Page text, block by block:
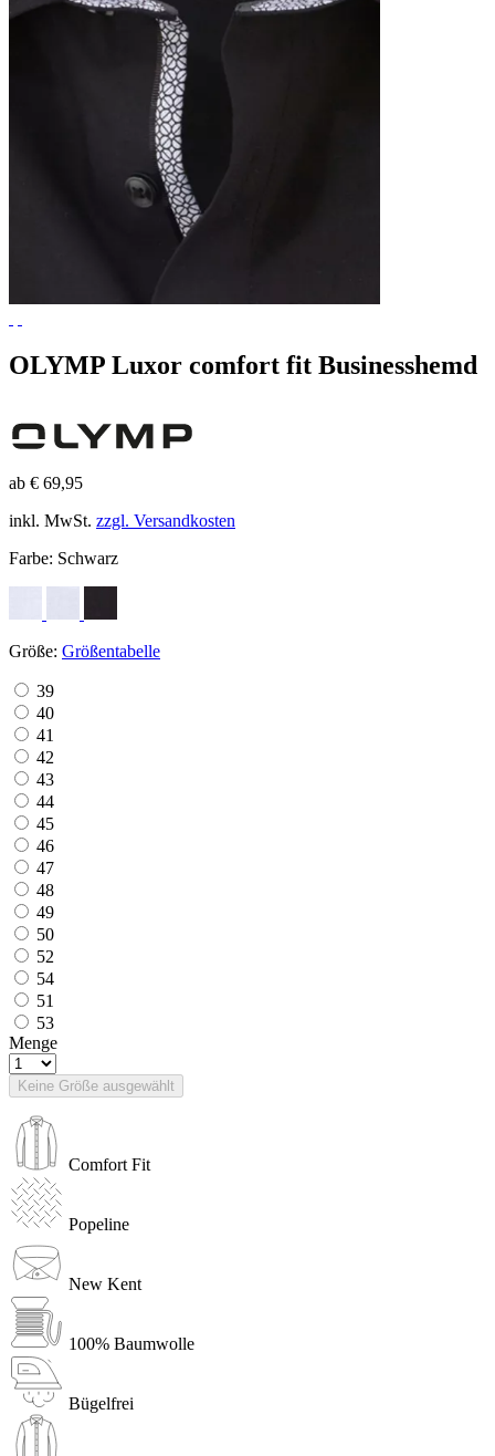
OLYMP Luxor comfort fit Businesshemd
ab € 69,95
inkl. MwSt. zzgl. Versandkosten
Farbe: Schwarz
Größe: Größentabelle
39
40
41
42
43
44
45
46
47
48
49
50
52
54
51
53
Menge
Keine Größe ausgewählt
Comfort Fit
Popeline
New Kent
100% Baumwolle
Bügelfrei